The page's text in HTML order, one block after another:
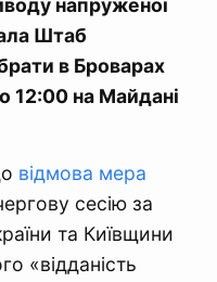
напруженої
Штаб
в Броварах
12:00 на Майдані
відмова мера
сесію за
та Київщини
«відданість